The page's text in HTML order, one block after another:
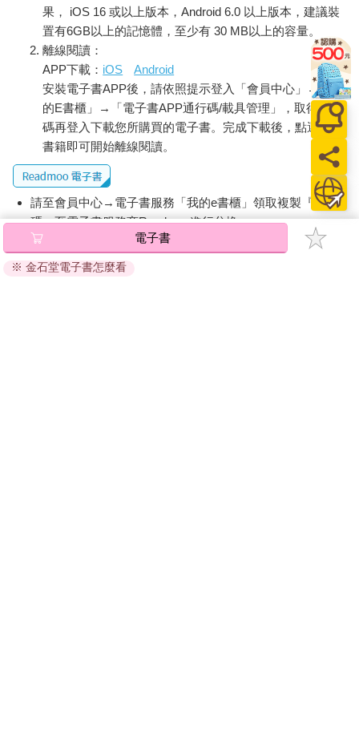
立著一座「森鷗外紀念館」，由日本建築師陶器二三雄所設計。
森鷗外是與夏目漱石同一個時期的知名小說家，過去這裡是他的
舊居「觀潮樓」，從一八九二年開始一直到他逝世的一九二二年
為止，他都在此生活。二○一二年，觀潮樓以「文京區立森鷗外紀
念館」的樣貌再次誕生。
灰色的磚石築起建築，最受矚目的是金屬隔柵構成的單斜屋頂，
單純的量體在這個充滿各種歷史痕跡的地區格外顯眼，也格外凜
然靜謐。走進其中，可以發現建築師在紀念館側邊的牆面上切了
一條縫，突出的量體產生了陰影，讓灰色的建築物有了一些新的
表情。經過近三公尺高的大門，進到館內寬敞的大廳以及挑高的
空間，面前的牆被間接的光線點亮，牆上掛著森鷗外先生的頭
像，靜謐的氛圍顯得格外莊敬嚴肅。
樓上的展覽空間敘述著森鷗外的一生，最後的空間裡有著谷根千
文學散策的情報，二樓的圖書館空間也收藏谷根千一帶的文豪資
訊及區域歷史，讓人除了建築也意外地獲得許多關於文學的知
果， iOS 16 或以上版本，Android 6.0 以上版本，建議裝
置有6GB以上的記憶體，至少有 30 MB以上的容量。
離線閱讀：
APP下載： iOS
Android
安裝電子書APP後，請依照提示登入「會員中心」→「我
的E書櫃」→「電子書APP通行碼/載具管理」，取得通行
碼再登入下載您所購買的電子書。完成下載後，點選任一
書籍即可開始離線閱讀。
請至會員中心→電子書服務「我的e書櫃」領取複製『兌換
碼』至電子書服務商Readmoo進行兌換。
退換貨須知：
因版權保護，您在金石堂所購買的電子書僅能以金石堂專屬
電子書
※ 金石堂電子書怎麼看